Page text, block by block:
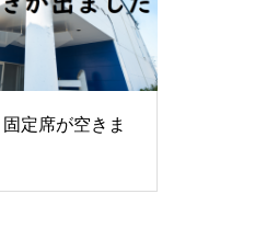
定席が空きま